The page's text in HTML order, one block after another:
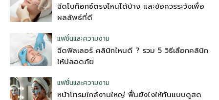
ฉีดโบท็อกซ์ตรงไหนได้บ้าง และข้อควรระวังเพื่อ
ผลลัพธ์ที่ดี
แฟชั่นและความงาม
ฉีดฟิลเลอร์ คลินิกไหนดี ? รวม 5 วิธีเลือกคลินิก
ให้ปลอดภัย
แฟชั่นและความงาม
หน้าโทรมใกล้งานใหญ่ ฟื้นยังไงให้ทันแบบดูสด